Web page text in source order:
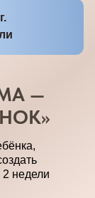
—
недели